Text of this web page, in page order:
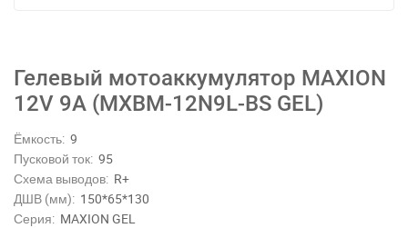
Гелевый мотоаккумулятор MAXION
12V 9A (MXBM-12N9L-BS GEL)
Ёмкость: 9
Пусковой ток: 95
Схема выводов: R+
ДШВ (мм): 150*65*130
Серия: MAXION GEL